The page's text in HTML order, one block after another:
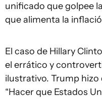
unificado que golpee
que alimenta la
El caso de Hillary
el errático y
ilustrativo. Trump
“Hacer que Estados